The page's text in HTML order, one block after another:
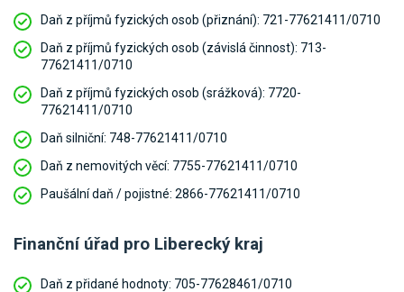
Daň z příjmů fyzických osob (přiznání): 721-77621411/0710
Daň z příjmů fyzických osob (závislá činnost): 713-
77621411/0710
Daň z příjmů fyzických osob (srážková): 7720-
77621411/0710
Daň silniční: 748-77621411/0710
Daň z nemovitých věcí: 7755-77621411/0710
Paušální daň / pojistné: 2866-77621411/0710
Finanční úřad pro Liberecký kraj
Daň z přidané hodnoty: 705-77628461/0710